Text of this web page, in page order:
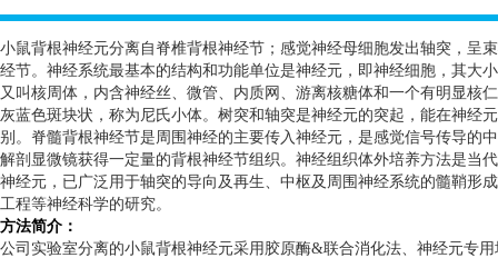
小鼠背根神经元分离自脊椎背根神经节；感觉神经母细胞发出轴突，呈
经节。神经系统最基本的结构和功能单位是神经元，即神经细胞，其大
又叫核周体，内含神经丝、微管、内质网、游离核糖体和一个有明显核
灰蓝色斑块状，称为尼氏小体。树突和轴突是神经元的突起，能在神经
别。脊髓背根神经节是周围神经的主要传入神经元，是感觉信号传导的
解剖显微镜获得一定量的背根神经节组织。神经组织体外培养方法是当
神经元，已广泛用于轴突的导向及再生、中枢及周围神经系统的髓鞘形
工程等神经科学的研究。
方法简介：
公司实验室分离的小鼠背根神经元采用胶原酶&联合消化法、神经元专